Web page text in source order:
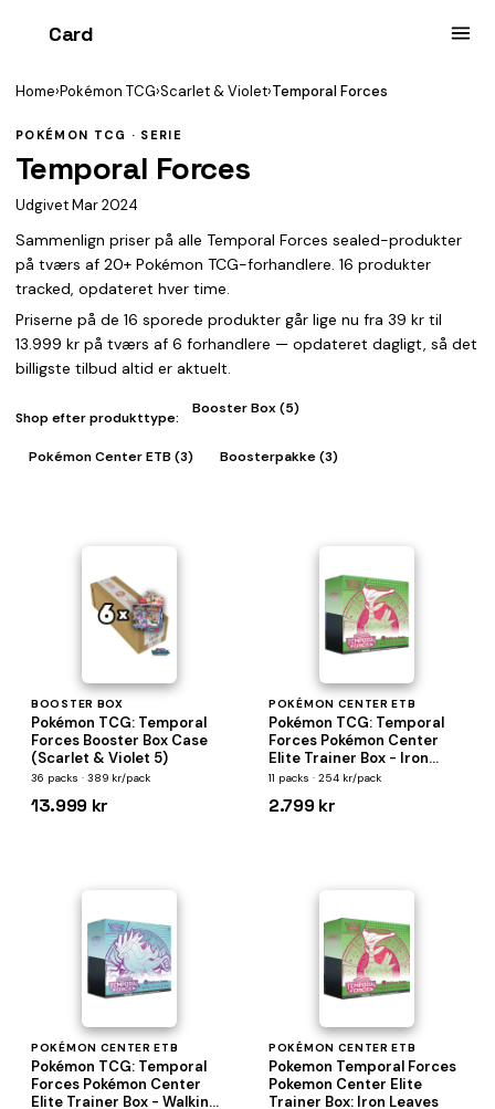
Card
Home›Pokémon TCG›Scarlet & Violet›Temporal Forces
POKÉMON TCG · SERIE
Temporal Forces
Udgivet Mar 2024
Sammenlign priser på alle Temporal Forces sealed-produkter
på tværs af 20+ Pokémon TCG-forhandlere. 16 produkter
tracked, opdateret hver time.
Priserne på de 16 sporede produkter går lige nu fra 39 kr til
13.999 kr på tværs af 6 forhandlere — opdateret dagligt, så det
billigste tilbud altid er aktuelt.
Shop efter produkttype:
Booster Box (5)
Pokémon Center ETB (3) Boosterpakke (3)
BOOSTER BOX
Pokémon TCG: Temporal
Forces Booster Box Case
(Scarlet & Violet 5)
36 packs · 389 kr/pack
13.999 kr
POKÉMON CENTER ETB
Pokémon TCG: Temporal
Forces Pokémon Center
Elite Trainer Box - Iron
Leafes
11 packs · 254 kr/pack
2.799 kr
POKÉMON CENTER ETB
Pokémon TCG: Temporal
Forces Pokémon Center
Elite Trainer Box - Walking
POKÉMON CENTER ETB
Pokemon Temporal Forces
Pokemon Center Elite
Trainer Box: Iron Leaves